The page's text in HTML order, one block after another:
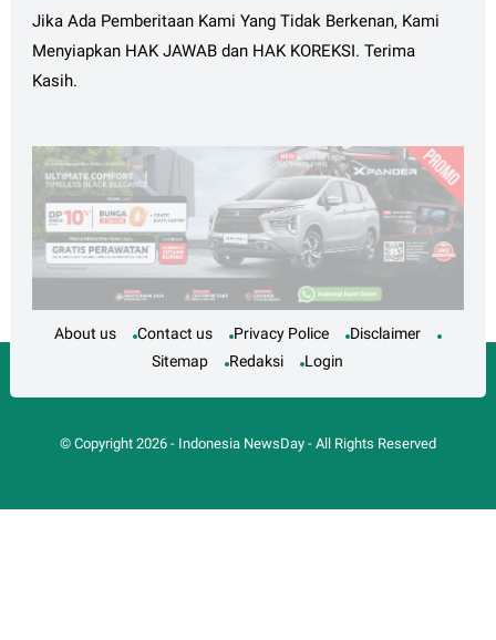
Jika Ada Pemberitaan Kami Yang Tidak Berkenan, Kami
Menyiapkan HAK JAWAB dan HAK KOREKSI. Terima
Kasih.
About us Contact us Privacy Police
Disclaimer
Sitemap
Redaksi Login
© Copyright 2026- Indonesia NewsDay- All Rights Reserved